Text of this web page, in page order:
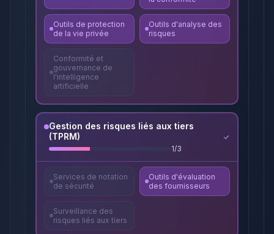
Outils de protection
de la vie privée
Outils d'analyse des
risques
Conformité et
gouvernance de
l'intelligence
artificielle
Gestion des risques liés aux tiers
(TPRM)
1/3
Services de notation
de sécurité
Outils d'évaluation
des fournisseurs
Surveillance des
risques liés aux tiers